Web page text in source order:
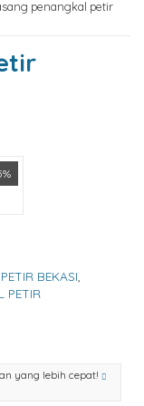
penangkal petir
BEKASI
PETIR
yang lebih cepat!